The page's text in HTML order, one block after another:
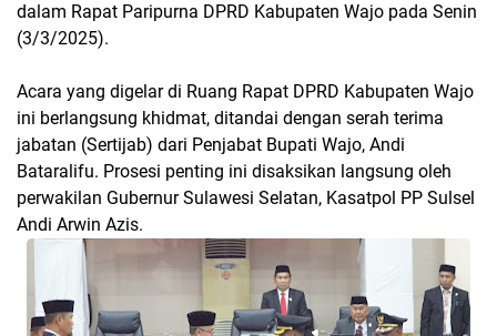
dalam Rapat Paripurna DPRD Kabupaten Wajo pada Senin
(3/3/2025).
Acara yang digelar di Ruang Rapat DPRD Kabupaten Wajo
ini berlangsung khidmat, ditandai dengan serah terima
jabatan (Sertijab) dari Penjabat Bupati Wajo, Andi
Bataralifu. Prosesi penting ini disaksikan langsung oleh
perwakilan Gubernur Sulawesi Selatan, Kasatpol PP Sulsel
Andi Arwin Azis.